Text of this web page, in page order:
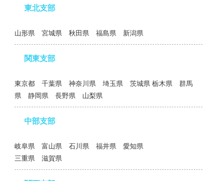
東北支部
山形県 宮城県 秋田県 福島県 新潟県
関東支部
東京都 千葉県 神奈川県 埼玉県 茨城県 栃木県 群馬
県 静岡県 長野県 山梨県
中部支部
岐阜県 富山県 石川県 福井県 愛知県
三重県 滋賀県